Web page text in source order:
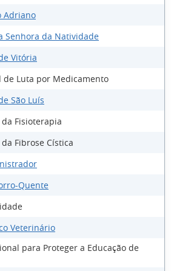
Adriano
Senhora da Natividade
Vitória
de Luta por Medicamento
São Luís
Fisioterapia
Fibrose Cística
Quente
Veterinário
para Proteger a Educação de